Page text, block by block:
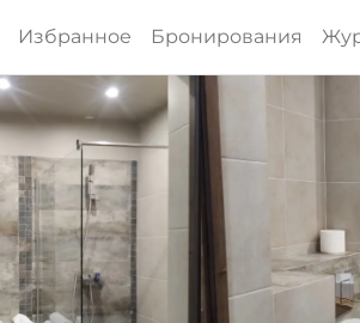
Избранное Бронирования